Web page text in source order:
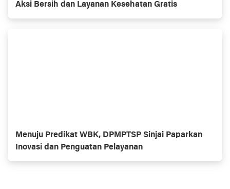
Aksi Bersih dan Layanan Kesehatan Gratis
Menuju Predikat WBK, DPMPTSP Sinjai Paparkan
Inovasi dan Penguatan Pelayanan